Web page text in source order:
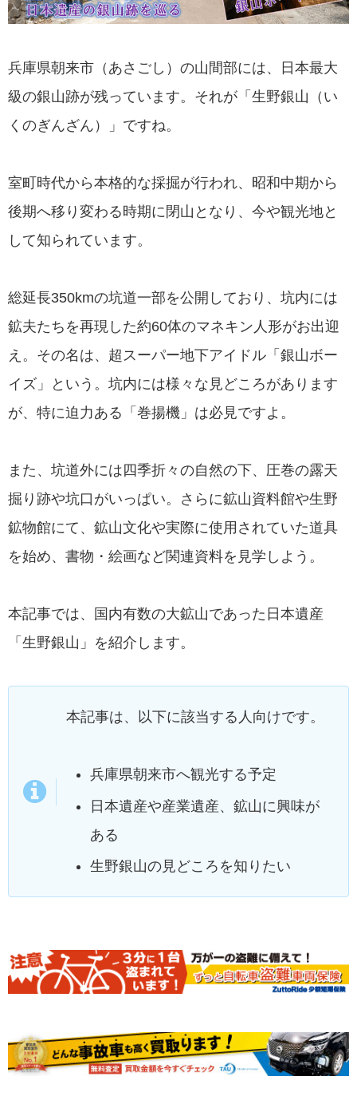
兵庫県朝来市（あさごし）の山間部には、日本最大
級の銀山跡が残っています。それが「生野銀山（い
くのぎんざん）」ですね。
室町時代から本格的な採掘が行われ、昭和中期から
後期へ移り変わる時期に閉山となり、今や観光地と
して知られています。
総延長350kmの坑道一部を公開しており、坑内には
鉱夫たちを再現した約60体のマネキン人形がお出迎
え。その名は、超スーパー地下アイドル「銀山ボー
イズ」という。坑内には様々な見どころがあります
が、特に迫力ある「巻揚機」は必見ですよ。
また、坑道外には四季折々の自然の下、圧巻の露天
掘り跡や坑口がいっぱい。さらに鉱山資料館や生野
鉱物館にて、鉱山文化や実際に使用されていた道具
を始め、書物・絵画など関連資料を見学しよう。
本記事では、国内有数の大鉱山であった日本遺産
「生野銀山」を紹介します。
本記事は、以下に該当する人向けです。
兵庫県朝来市へ観光する予定
日本遺産や産業遺産、鉱山に興味が
ある
生野銀山の見どころを知りたい